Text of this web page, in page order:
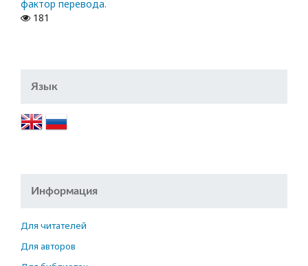
фактор перевода.
181
Язык
Информация
Для читателей
Для авторов